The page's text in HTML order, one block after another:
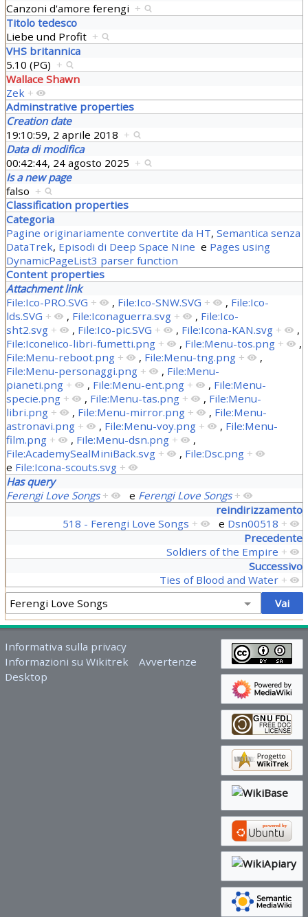
Canzoni d'amore ferengi +
Titolo tedesco
Liebe und Profit +
VHS britannica
5.10 (PG) +
Wallace Shawn
Zek +
Adminstrative properties
Creation date
19:10:59, 2 aprile 2018 +
Data di modifica
00:42:44, 24 agosto 2025 +
Is a new page
falso +
Classification properties
Categoria
Pagine originariamente convertite da HT, Semantica senza
DataTrek, Episodi di Deep Space Nine e Pages using
DynamicPageList3 parser function
Content properties
Attachment link
File:Ico-PRO.SVG + , File:Ico-SNW.SVG + , File:Ico-
lds.SVG + , File:Iconaguerra.svg + , File:Ico-
sht2.svg + , File:Ico-pic.SVG + , File:Icona-KAN.svg +
,
File:Icone!ico-libri-fumetti.png + , File:Menu-tos.png +
,
File:Menu-reboot.png + , File:Menu-tng.png +
,
File:Menu-personaggi.png + , File:Menu-
pianeti.png + , File:Menu-ent.png + , File:Menu-
specie.png + , File:Menu-tas.png + , File:Menu-
libri.png + , File:Menu-mirror.png + , File:Menu-
astronavi.png + , File:Menu-voy.png + , File:Menu-
film.png + , File:Menu-dsn.png +
,
File:AcademySealMiniBack.svg + , File:Dsc.png +
e File:Icona-scouts.svg +
Has query
Ferengi Love Songs + e Ferengi Love Songs +
reindirizzamento
518 - Ferengi Love Songs + e Dsn00518 +
Precedente
Soldiers of the Empire +
Successivo
Ties of Blood and Water +
Informativa sulla privacy
Informazioni su Wikitrek
Avvertenze
Desktop